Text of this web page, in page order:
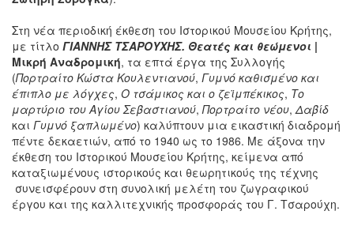
Στη νέα περιοδική έκθεση του Ιστορικού Μουσείου Κρήτης,
με τίτλο ΓΙΑΝΝΗΣ ΤΣΑΡΟΥΧΗΣ. Θεατές και θεώμενοι |
Μικρή Αναδρομική, τα επτά έργα της Συλλογής
(Πορτραίτο Κώστα Κουλεντιανού, Γυμνό καθισμένο και
έπιπλο με λόγχες, Ο τσάμικος και ο ζεϊμπέκικος, Το
μαρτύριο του Αγίου Σεβαστιανού, Πορτραίτο νέου, Δαβίδ
και Γυμνό ξαπλωμένο) καλύπτουν μια εικαστική διαδρομή
πέντε δεκαετιών, από το 1940 ως το 1986. Με άξονα την
έκθεση του Ιστορικού Μουσείου Κρήτης, κείμενα από
καταξιωμένους ιστορικούς και θεωρητικούς της τέχνης
συνεισφέρουν στη συνολική μελέτη του ζωγραφικού
έργου και της καλλιτεχνικής προσφοράς του Γ. Τσαρούχη.